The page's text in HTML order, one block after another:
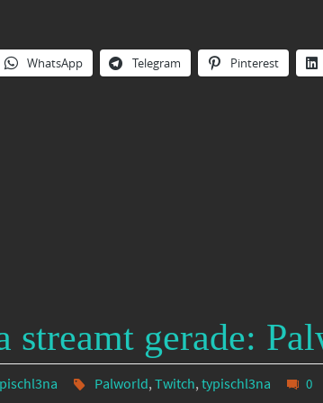
WhatsApp Telegram Pinterest
streamt gerade:
Palworld,Twitch,typischl3na 0